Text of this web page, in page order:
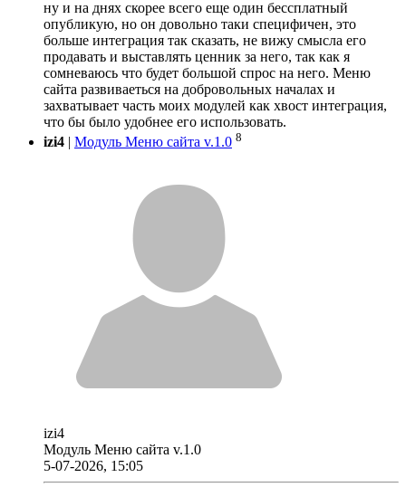
ну и на днях скорее всего еще один бессплатный
опубликую, но он довольно таки специфичен, это
больше интеграция так сказать, не вижу смысла его
продавать и выставлять ценник за него, так как я
сомневаюсь что будет большой спрос на него. Меню
сайта развиваеться на добровольных началах и
захватывает часть моих модулей как хвост интеграция,
что бы было удобнее его использовать.
izi4 | Модуль Меню сайта v.1.0 8
izi4
Модуль Меню сайта v.1.0
5-07-2026, 15:05